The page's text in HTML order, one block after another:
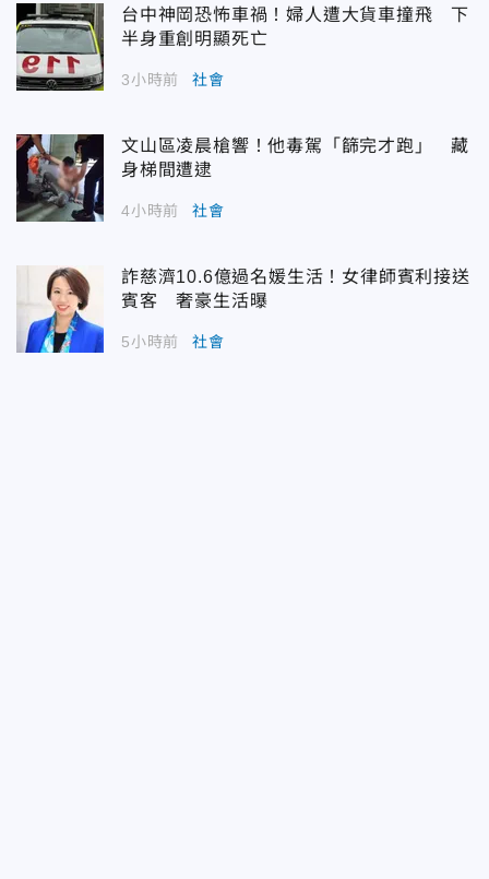
台中神岡恐怖車禍！婦人遭大貨車撞飛 下
半身重創明顯死亡
3小時前 社會
文山區凌晨槍響！他毒駕「篩完才跑」 藏
身梯間遭逮
4小時前 社會
詐慈濟10.6億過名媛生活！女律師賓利接送
賓客 奢豪生活曝
5小時前 社會